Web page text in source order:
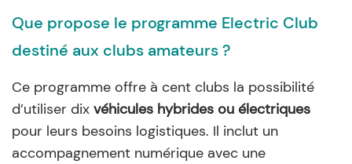
Que propose le programme Electric Club
destiné aux clubs amateurs ?
Ce programme offre à cent clubs la possibilité
d’utiliser dix véhicules hybrides ou électriques
pour leurs besoins logistiques. Il inclut un
accompagnement numérique avec une